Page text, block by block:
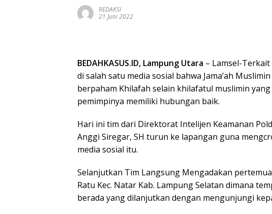
REDAKSI
21 Juni 2022
BEDAHKASUS.ID, Lampung Utara – Lamsel-
di salah satu media sosial bahwa Jama’ah
berpaham Khilafah selain khilafatul muslimin
pemimpinya memiliki hubungan baik.
Hari ini tim dari Direktorat Intelijen Keamanan
Anggi Siregar, SH turun ke lapangan guna
media sosial itu.
Selanjutkan Tim Langsung Mengadakan
Ratu Kec. Natar Kab. Lampung Selatan dimana
berada yang dilanjutkan dengan mengunjungi